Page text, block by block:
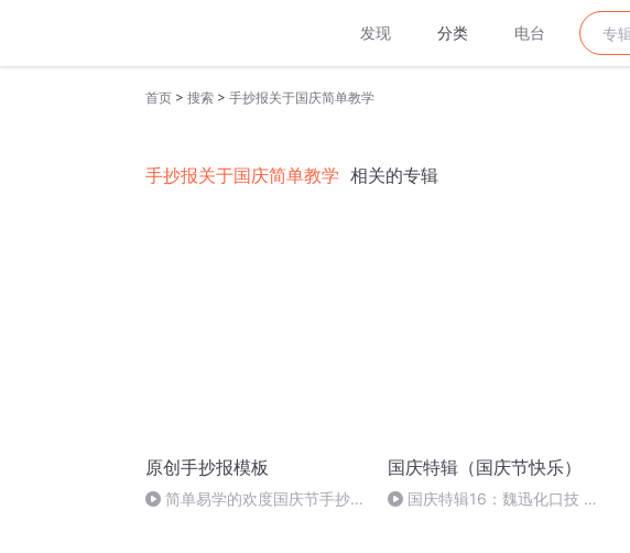
发现 分类 电台
首页 > 搜索 > 手抄报关于国庆简单教学
手抄报关于国庆简单教学 相关的专辑
原创手抄报模板
简单易学的欢度国庆节手抄报
国庆特辑（国庆节快乐）
国庆特辑16：魏迅化口技 二